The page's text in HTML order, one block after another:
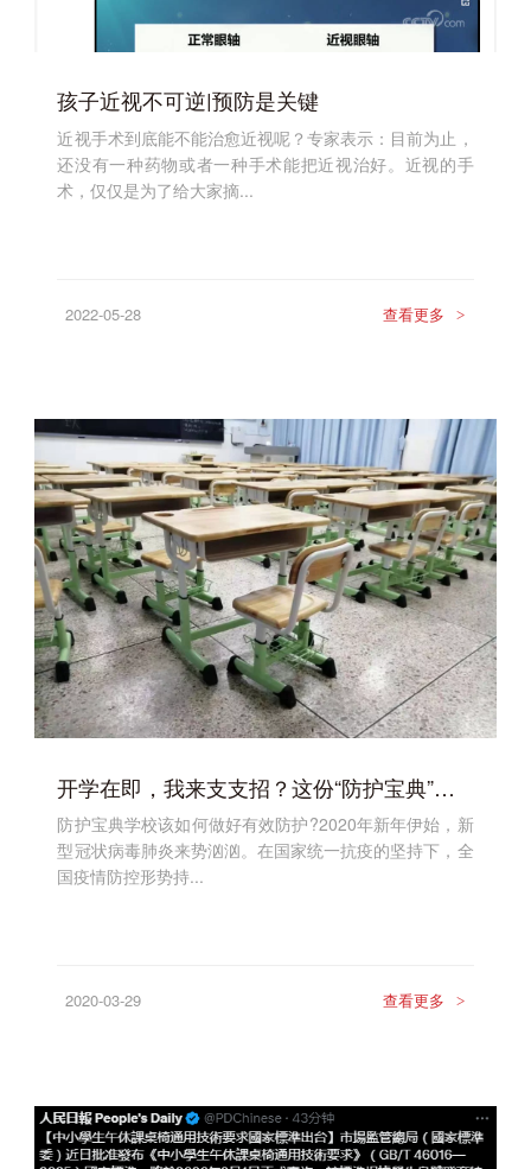
孩子近视不可逆|预防是关键
近视手术到底能不能治愈近视呢？专家表示：目前为止，
还没有一种药物或者一种手术能把近视治好。近视的手
术，仅仅是为了给大家摘...
2022-05-28 查看更多 >
开学在即，我来支支招？这份“防护宝典”收藏起来
防护宝典学校该如何做好有效防护?2020年新年伊始，新
型冠状病毒肺炎来势汹汹。在国家统一抗疫的坚持下，全
国疫情防控形势持...
2020-03-29 查看更多 >